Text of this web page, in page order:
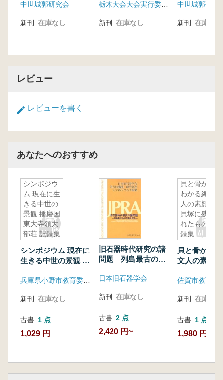
中世城郭研究会
新刊 在庫なし
栃木大会大会実行委員会
新刊 在庫なし
中世城郭研究
新刊 在庫なし
レビュー
レビューを書く
あなたへのおすすめ
シンポジウ
ム 現在に生
きる中世の
景観 播磨国
東大寺領大
部荘 記録集
シンポジウム 現在に
生きる中世の景観 播
記録集
新刊 在庫なし
古書 1 点
1,029 円
旧石器時代研究の諸
問題 列島最古の旧
日本旧石器学会
新刊 在庫なし
古書 2 点
2,420 円~
貝と骨から
わかる縄文
人の素顔 :
貝塚に残さ
れたもの 記
録集
貝と骨から
文人の素顔 :
佐賀市教育委
新刊 在庫なし
古書 1 点
1,980 円